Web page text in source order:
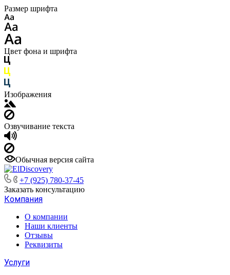
Размер шрифта
Цвет фона и шрифта
Изображения
Озвучивание текста
Обычная версия сайта
+7 (925) 780-37-45
Заказать консультацию
Компания
О компании
Наши клиенты
Отзывы
Реквизиты
Услуги